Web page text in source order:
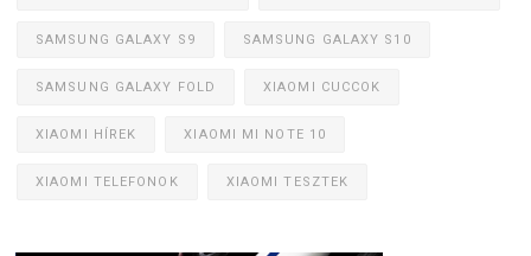
SAMSUNG GALAXY S9 SAMSUNG GALAXY S10
SAMSUNG GALAXY FOLD XIAOMI CUCCOK
XIAOMI HÍREK XIAOMI MI NOTE 10
XIAOMI TELEFONOK XIAOMI TESZTEK